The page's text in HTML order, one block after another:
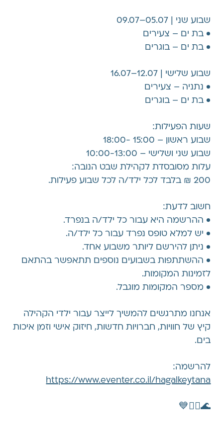
שבוע שני | 05.07–09.07
•⁠ ⁠בת ים – צעירים
•⁠ ⁠בת ים – בוגרים
שבוע שלישי | 12.07–16.07
•⁠ ⁠נתניה – צעירים
•⁠ ⁠בת ים – בוגרים
שעות הפעילות:
שבוע ראשון – 15:00 -18:00
שבוע שני ושלישי – 10:00-13:00
עלות מסובסדת לקהילת שבט הנובה:
200 ₪ בלבד לכל ילד/ה לכל שבוע פעילות.
חשוב לדעת:
•⁠ ⁠ההרשמה היא עבור כל ילד/ה בנפרד.
•⁠ ⁠יש למלא טופס נפרד עבור כל ילד/ה.
•⁠ ⁠ניתן להירשם ליותר משבוע אחד.
•⁠ ⁠ההשתתפות בשבועים נוספים תתאפשר בהתאם
לזמינות המקומות.
•⁠ ⁠מספר המקומות מוגבל.
אנחנו מתרגשים להמשיך לייצר עבור ילדי הקהילה
קיץ של חוויות, חברויות חדשות, חיזוק אישי וזמן איכות
בים.
להרשמה:
https://www.eventer.co.il/hagalkeytana
🌊🏄‍♀️💙